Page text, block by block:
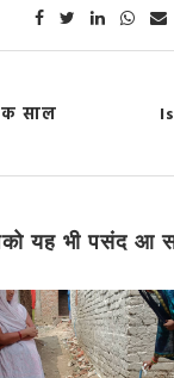
साल
यह भी पसंद आ